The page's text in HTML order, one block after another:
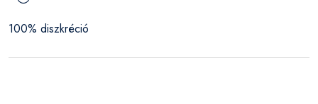
100% diszkréció